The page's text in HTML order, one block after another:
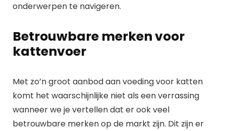
onderwerpen te navigeren.
Betrouwbare merken voor
kattenvoer
Met zo’n groot aanbod aan voeding voor katten
komt het waarschijnlijke niet als een verrassing
wanneer we je vertellen dat er ook veel
betrouwbare merken op de markt zijn. Dit zijn er